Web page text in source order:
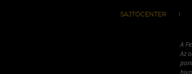
SAJTÓCENTER
A
Az